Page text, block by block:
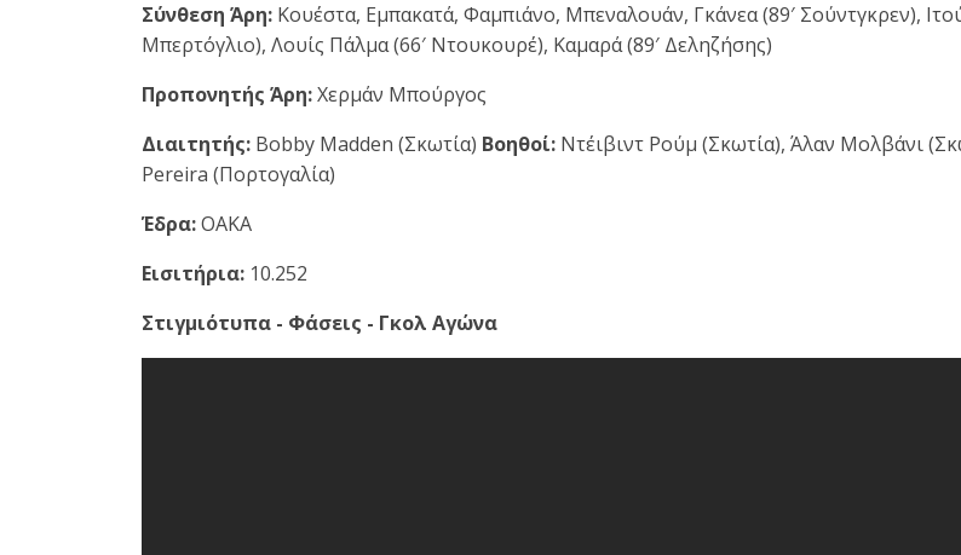
Σύνθεση Άρη: Κουέστα, Εμπακατά, Φαμπιάνο, Μπεναλουάν, Γκάνεα (89′ Σούντγκρεν),
Μπερτόγλιο), Λουίς Πάλμα (66′ Ντουκουρέ), Καμαρά (89′ Δεληζήσης)
Προπονητής Άρη:Χερμάν Μπούργος
Διαιτητής: Bobby Madden (Σκωτία) Βοηθοί: Ντέιβιντ Ρούμ (Σκωτία), Άλαν Μολβάνι
Pereira (Πορτογαλία)
Έδρα:ΟΑΚΑ
Εισιτήρια: 10.252
Στιγμιότυπα - Φάσεις - Γκολ Αγώνα